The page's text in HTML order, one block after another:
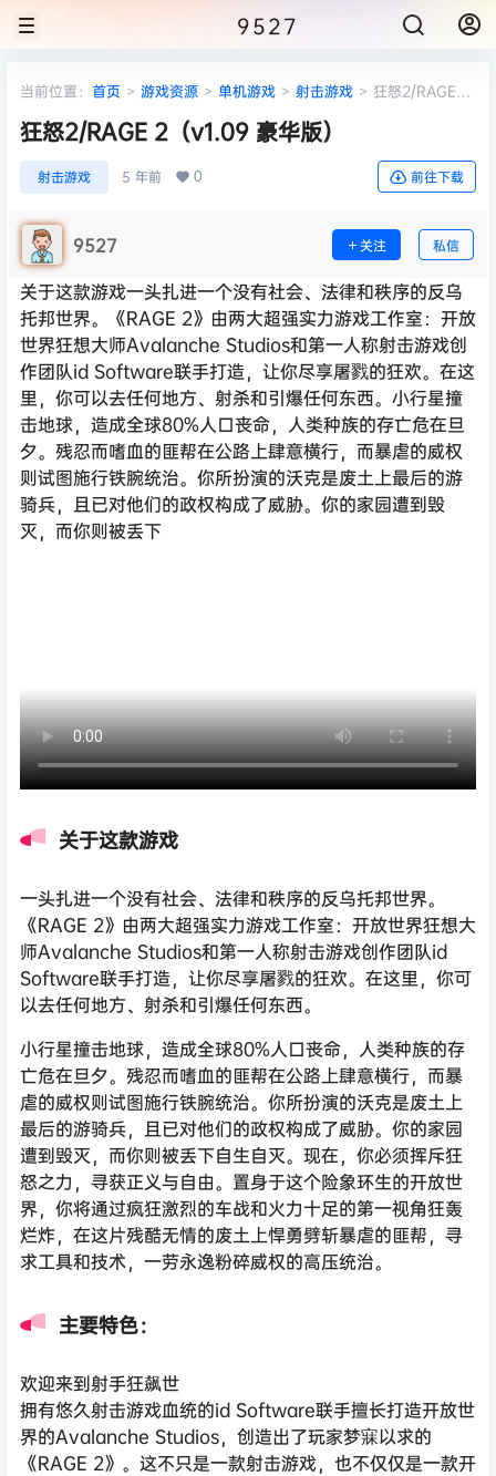
9527
当前位置： 首页 > 游戏资源 > 单机游戏 > 射击游戏 > 狂怒2/RAGE
狂怒2/RAGE 2（v1.09 豪华版）
射击游戏 5 年前 0 前往下载
9527 关注 私信
关于这款游戏一头扎进一个没有社会、法律和秩序的反乌
托邦世界。《RAGE 2》由两大超强实力游戏工作室：开放
世界狂想大师Avalanche Studios和第一人称射击游戏创
作团队id Software联手打造，让你尽享屠戮的狂欢。在这
里，你可以去任何地方、射杀和引爆任何东西。小行星撞
击地球，造成全球80%人口丧命，人类种族的存亡危在旦
夕。残忍而嗜血的匪帮在公路上肆意横行，而暴虐的威权
则试图施行铁腕统治。你所扮演的沃克是废土上最后的游
骑兵，且已对他们的政权构成了威胁。你的家园遭到毁
灭，而你则被丢下
关于这款游戏
一头扎进一个没有社会、法律和秩序的反乌托邦世界。
《RAGE 2》由两大超强实力游戏工作室：开放世界狂想大
师Avalanche Studios和第一人称射击游戏创作团队id
Software联手打造，让你尽享屠戮的狂欢。在这里，你可
以去任何地方、射杀和引爆任何东西。
小行星撞击地球，造成全球80%人口丧命，人类种族的存
亡危在旦夕。残忍而嗜血的匪帮在公路上肆意横行，而暴
虐的威权则试图施行铁腕统治。你所扮演的沃克是废土上
最后的游骑兵，且已对他们的政权构成了威胁。你的家园
遭到毁灭，而你则被丢下自生自灭。现在，你必须挥斥狂
怒之力，寻获正义与自由。置身于这个险象环生的开放世
界，你将通过疯狂激烈的车战和火力十足的第一视角狂轰
烂炸，在这片残酷无情的废土上悍勇劈斩暴虐的匪帮，寻
求工具和技术，一劳永逸粉碎威权的高压统治。
主要特色：
欢迎来到射手狂飙世
拥有悠久射击游戏血统的id Software联手擅长打造开放世
界的Avalanche Studios，创造出了玩家梦寐以求的
《RAGE 2》。这不只是一款射击游戏，也不仅仅是一款开